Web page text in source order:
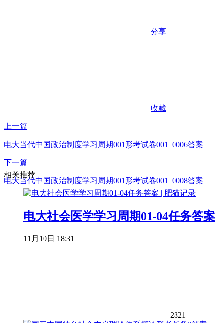
分享
收藏
上一篇
电大当代中国政治制度学习周期001形考试卷001_0006答案
下一篇
电大当代中国政治制度学习周期001形考试卷001_0008答案
相关推荐
电大社会医学学习周期01-04任务答案
11月10日 18:31
2821